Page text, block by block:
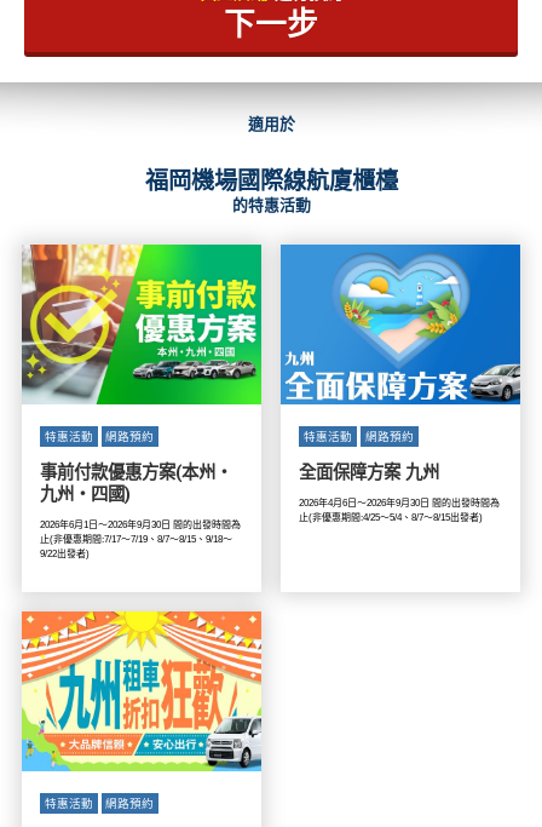
下一步
適用於
福岡機場國際線航廈櫃檯
的特惠活動
特惠活動 網路預約
事前付款優惠方案(本州・
九州・四國)
2026年6月1日～2026年9月30日 間的出發時間為
止(非優惠期間:7/17～7/19、8/7～8/15、9/18～
9/22出發者)
特惠活動 網路預約
全面保障方案 九州
2026年4月6日～2026年9月30日 間的出發時間為
止(非優惠期間:4/25～5/4、8/7～8/15出發者)
特惠活動 網路預約